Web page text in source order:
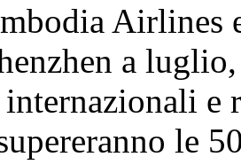
Airlines
a
internazionali
le